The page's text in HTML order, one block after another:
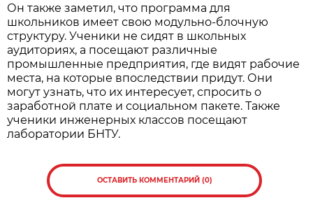
Он также заметил, что программа для
школьников имеет свою модульно-блочную
структуру. Ученики не сидят в школьных
аудиториях, а посещают различные
промышленные предприятия, где видят рабочие
места, на которые впоследствии придут. Они
могут узнать, что их интересует, спросить о
заработной плате и социальном пакете. Также
ученики инженерных классов посещают
лаборатории БНТУ.
ОСТАВИТЬ КОММЕНТАРИЙ (0)